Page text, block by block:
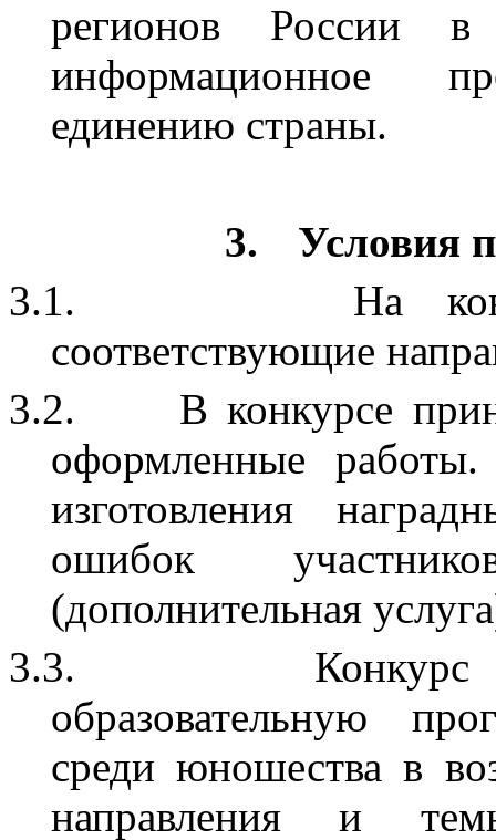
регионов России в
информационное
единению страны.
3.
Условия
3.1.
На
соответствующие
3.2.
В конкурсе
оформленные
изготовления
ошибок
(дополнительная
3.3.
образовательную
среди юношества в
направления и